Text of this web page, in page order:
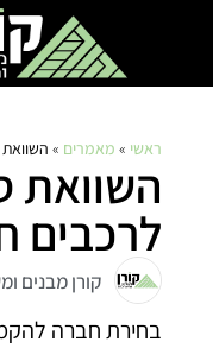
ראשי » מאמרים »
השוואת
לרכבים
קורן מבנים
בחירת חברה